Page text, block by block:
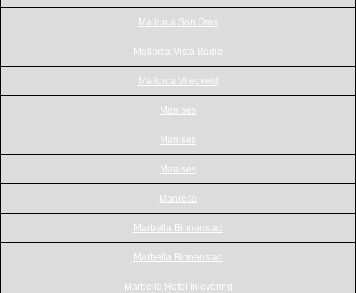
Mallorca Son Oms
Mallorca Vista Badia
Mallorca Vliegveld
Manises
Manises
Manises
Manresa
Marbella Binnenstad
Marbella Binnenstad
Marbella Hotel Inlevering